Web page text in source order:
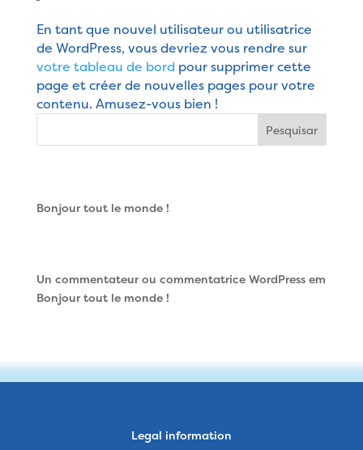
En tant que nouvel utilisateur ou utilisatrice
de WordPress, vous devriez vous rendre sur
votre tableau de bord pour supprimer cette
page et créer de nouvelles pages pour votre
contenu. Amusez-vous bien !
Pesquisar
Bonjour tout le monde !
Un commentateur ou commentatrice WordPressem
Bonjour tout le monde !
Legal information